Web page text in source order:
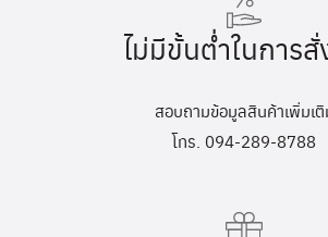
ไม่มีขั้นต่ำในการสั่
สอบถามข้อมูลสินค้าเพิ่มเ
โทร. 094-289-8788